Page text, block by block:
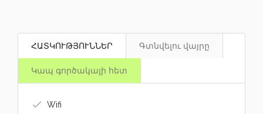
ՀԱՏԿՈՒԹՅՈՒՆՆԵՐ Գտնվելու վայրը
Կապ գործակալի հետ
Wifi